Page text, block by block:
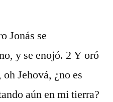
Jonás se
y se enojó. 2 Y oró
Jehová, ¿no es
aún en mi tierra?